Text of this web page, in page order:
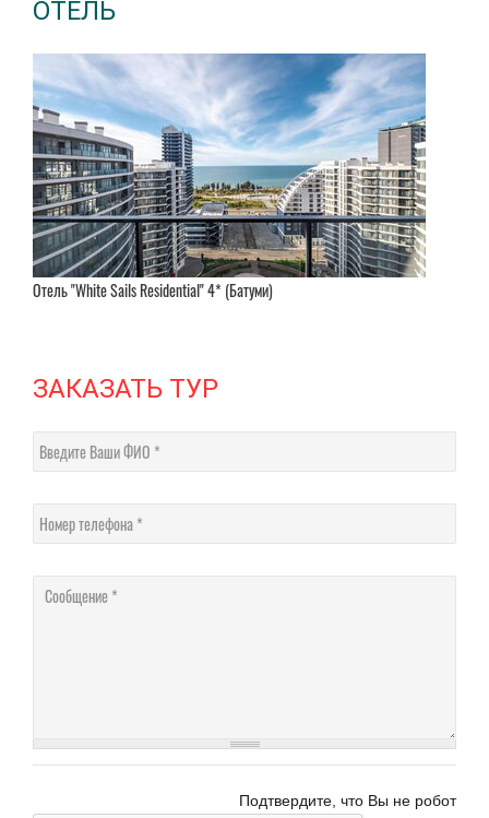
ОТЕЛЬ
Отель "White Sails Residential" 4* (Батуми)
ЗАКАЗАТЬ ТУР
Введите Ваши ФИО
Номер телефона
Подтвердите, что Вы не робот